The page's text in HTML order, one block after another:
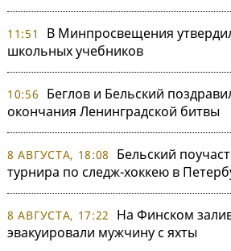
11:51
В Минпросвещения
школьных учебников
10:56
Беглов и Бельский
окончания Ленинградской битвы
8 АВГУСТА, 18:08
Бельский
турнира по следж-хоккею в
8 АВГУСТА, 17:22
На Финском
эвакуировали мужчину с яхты